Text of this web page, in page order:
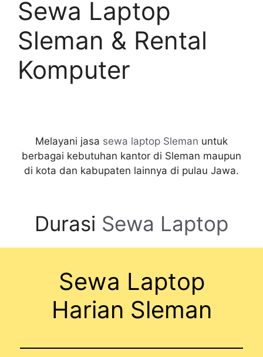
Sewa Laptop
Sleman & Rental
Komputer
Melayani jasa sewa laptop Sleman untuk
berbagai kebutuhan kantor di Sleman maupun
di kota dan kabupaten lainnya di pulau Jawa.
Durasi Sewa Laptop
Sewa Laptop
Harian Sleman